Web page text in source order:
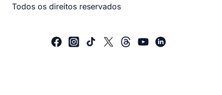
Todos os direitos reservados